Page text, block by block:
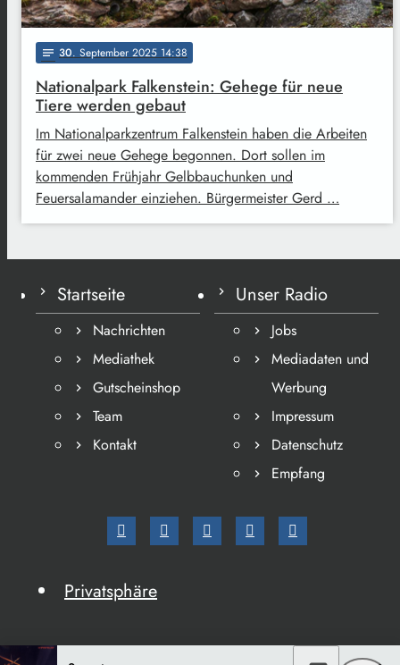
notes 30. September 2025 14:38
Nationalpark Falkenstein: Gehege für neue
Tiere werden gebaut
Im Nationalparkzentrum Falkenstein haben die Arbeiten
für zwei neue Gehege begonnen. Dort sollen im
kommenden Frühjahr Gelbbauchunken und
Feuersalamander einziehen. Bürgermeister Gerd …
Startseite
Nachrichten
Mediathek
Gutscheinshop
Team
Kontakt
Unser Radio
Jobs
Mediadaten und
Werbung
Impressum
Datenschutz
Empfang
Privatsphäre